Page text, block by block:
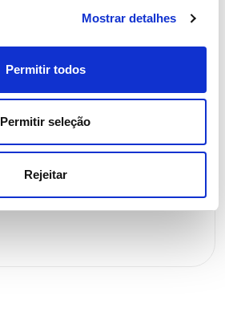
Mostrar detalhes
Permitir todos
Permitir seleção
Rejeitar